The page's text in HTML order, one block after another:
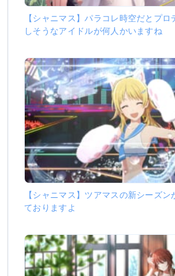
【シャニマス】パラコレ時空だとプ
しそうなアイドルが何人かいますね
【シャニマス】ツアマスの新シーズ
ておりますよ